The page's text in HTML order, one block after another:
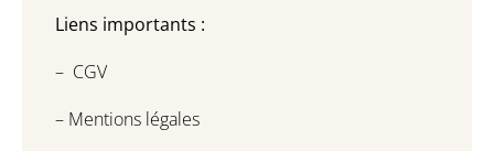
Liens importants :
– CGV
– Mentions légales